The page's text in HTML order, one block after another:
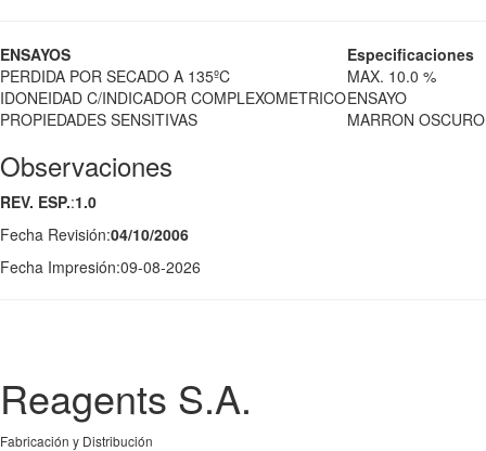
ENSAYOS
Especificaciones
PERDIDA POR SECADO A 135ºC
MAX. 10.0 %
IDONEIDAD C/INDICADOR COMPLEXOMETRICOENSAYO
PROPIEDADES SENSITIVAS
MARRON OSCURO
Observaciones
REV. ESP.:1.0
Fecha Revisión:04/10/2006
Fecha Impresión:09-08-2026
Reagents S.A.
Fabricación y Distribución